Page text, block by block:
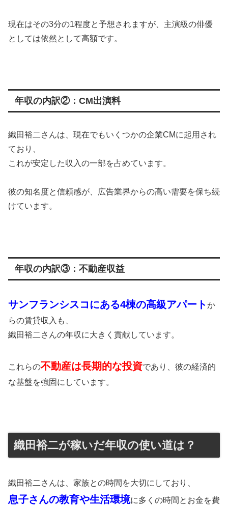
現在はその3分の1程度と予想されますが、主演級の俳優
としては依然として高額です。
年収の内訳②：CM出演料
織田裕二さんは、現在でもいくつかの企業CMに起用され
ており、
これが安定した収入の一部を占めています。
彼の知名度と信頼感が、広告業界からの高い需要を保ち続
けています。
年収の内訳③：不動産収益
サンフランシスコにある4棟の高級アパートか
らの賃貸収入も、
織田裕二さんの年収に大きく貢献しています。
これらの不動産は長期的な投資であり、彼の経済的
な基盤を強固にしています。
織田裕二が稼いだ年収の使い道は？
織田裕二さんは、家族との時間を大切にしており、
息子さんの教育や生活環境に多くの時間とお金を費